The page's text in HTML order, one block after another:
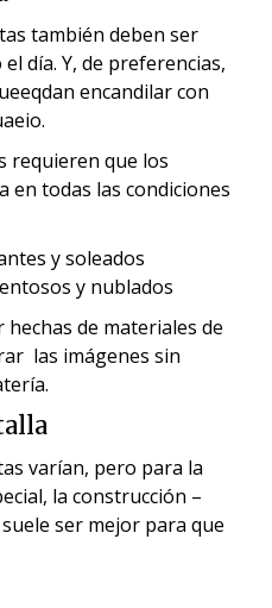
también deben ser
día. Y, de preferencias,
encandilar con
requieren que los
en todas las condiciones
y soleados
y nublados
de materiales de
las imágenes sin
varían, pero para la
la construcción –
ser mejor para que